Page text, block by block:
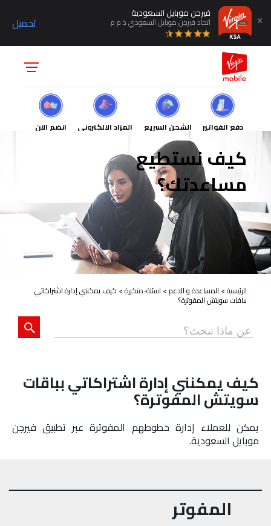
تحميل
فيرجن موبايل السعودية
اتحاد فيرجن موبايل السعودي ذ م م
دفع الفواتير الشحن السريع المزاد الالكتروني انضم الان
كيف نستطيع
مساعدتك؟
الرئيسية> المساعدة و الدعم> اسئلة-متكررة> كيف يمكنني إدارة اشتراكاتي
بباقات سويتش المفوترة؟
كيف يمكنني إدارة اشتراكاتي بباقات
سويتش المفوترة؟
يمكن للعملاء إدارة خطوطهم المفوترة عبر تطبيق فيرجن
موبايل السعودية.
المفوتر